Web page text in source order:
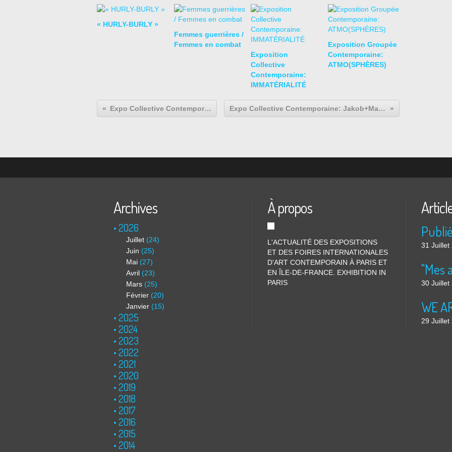
« HURLY-BURLY »
Femmes guerrières /
Femmes en combat
Exposition
Collective
Contemporaine:
IMMATÉRIALITÉ
Exposition Groupée
Contemporaine:
ATMO(SPHÈRES)
Expo Collective Contemporaine: MÉMOIRES VIVES Expo Collective Contemporaine: Jakob+MacFarlane "The Invisible Drawings"
Archives
2026
Juillet (24)
Juin (25)
Mai (27)
Avril (23)
Mars (25)
Février (20)
Janvier (15)
2025
2024
2023
2022
2021
2020
2019
2018
2017
2016
2015
2014
À propos
L'ACTUALITÉ DES EXPOSITIONS
ET DES FOIRES INTERNATIONALES
D'ART CONTEMPORAIN À PARIS ET
EN ÎLE-DE-FRANCE. EXHIBITION IN
PARIS
31 Juillet
"Mes
30 Juillet
WE
29 Juillet